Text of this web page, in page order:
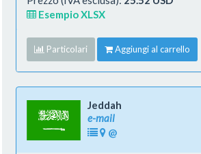
Esempio XLSX
Particolari Aggiungi al carrello
Jeddah
e-mail
@